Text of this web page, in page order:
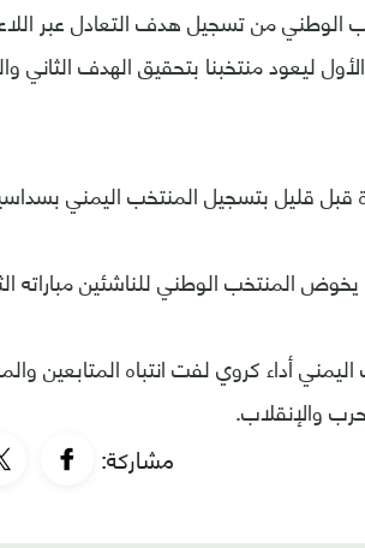
الوطني من تسجيل هدف التعادل عبر
ليعود منتخبنا بتحقيق الهدف الثاني
قبل قليل بتسجيل المنتخب اليمني
المنتخب الوطني للناشئين مباراته
أداء كروي لفت انتباه المتابعين
والإنقلاب.
مشاركة: